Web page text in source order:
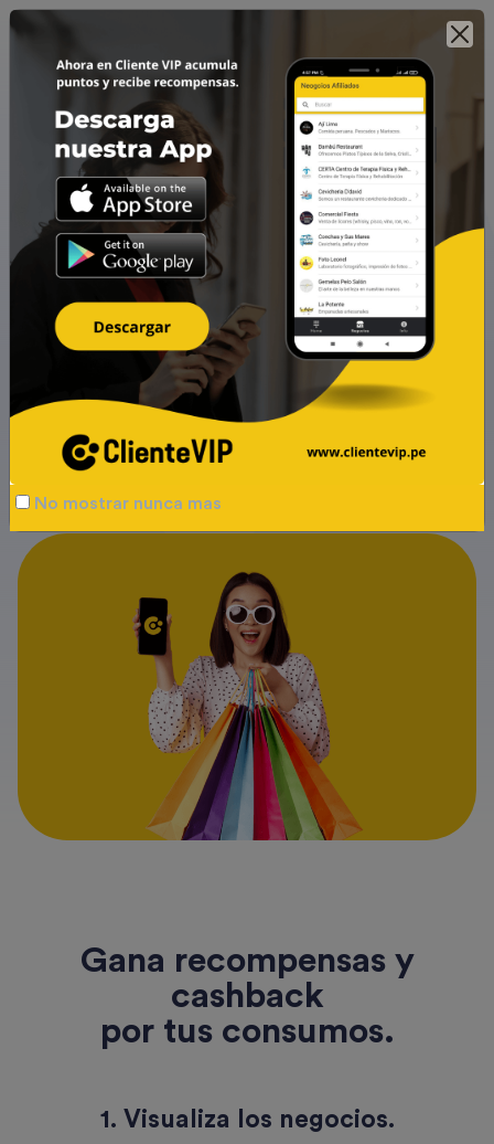
Cientos de negocios para
acumular y canjear puntos
en un solo lugar.
Cada negocio tiene un sistema de recompensas por tus
Regístrate ahora Ingresa ›
Gana recompensas y
cashback
por tus consumos.
1. Visualiza los negocios.
No mostrar nunca mas